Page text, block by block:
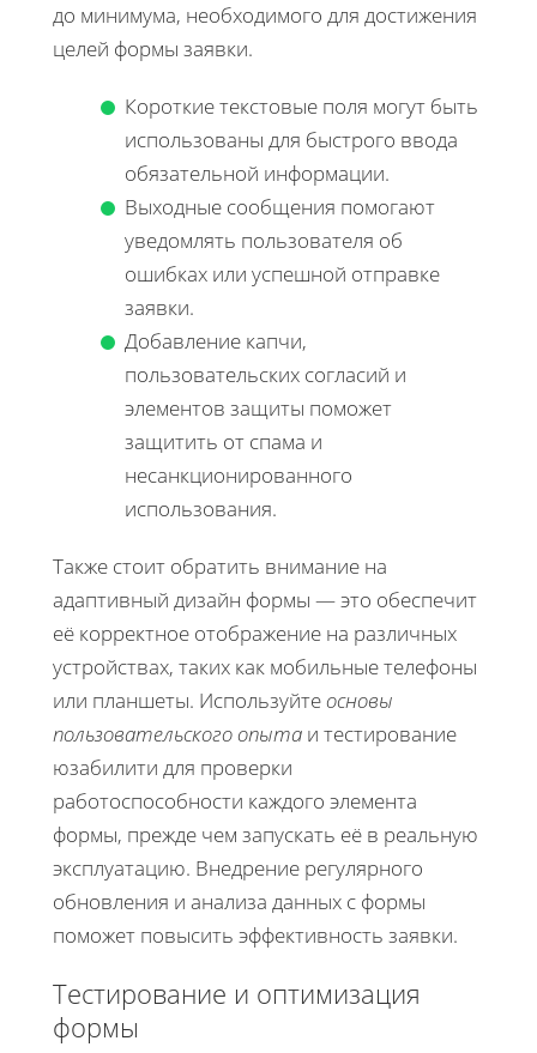
до минимума, необходимого для достижения
целей формы заявки.
Короткие текстовые поля могут быть
использованы для быстрого ввода
обязательной информации.
Выходные сообщения помогают
уведомлять пользователя об
ошибках или успешной отправке
заявки.
Добавление капчи,
пользовательских согласий и
элементов защиты поможет
защитить от спама и
несанкционированного
использования.
Также стоит обратить внимание на
адаптивный дизайн формы — это обеспечит
её корректное отображение на различных
устройствах, таких как мобильные телефоны
или планшеты. Используйтеосновы
пользовательского опыта и тестирование
юзабилити для проверки
работоспособности каждого элемента
формы, прежде чем запускать её в реальную
эксплуатацию. Внедрение регулярного
обновления и анализа данных с формы
поможет повысить эффективность заявки.
Тестирование и оптимизация
формы